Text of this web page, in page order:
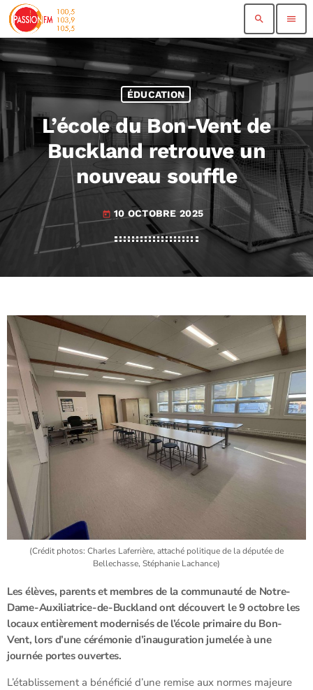
search menu
ÉDUCATION
L’école du Bon-Vent de
Buckland retrouve un
nouveau souffle
today 10 OCTOBRE 2025
(Crédit photos: Charles Laferrière, attaché politique de la députée de
Bellechasse, Stéphanie Lachance)
Les élèves, parents et membres de la communauté de Notre-
Dame-Auxiliatrice-de-Buckland ont découvert le 9 octobre les
locaux entièrement modernisés de l’école primaire du Bon-
Vent, lors d’une cérémonie d’inauguration jumelée à une
journée portes ouvertes.
L’établissement a bénéficié d’une remise aux normes majeure